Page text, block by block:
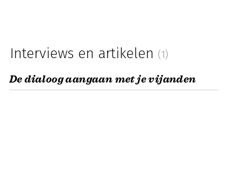
Interviews en artikelen (1)
De dialoog aangaan met je vijanden